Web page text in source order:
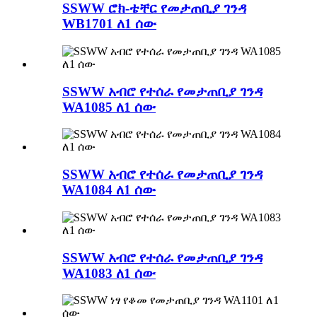
SSWW ሮክ-ቴቸር የመታጠቢያ ገንዳ
WB1701 ለ1 ሰው
SSWW አብሮ የተሰራ የመታጠቢያ ገንዳ
WA1085 ለ1 ሰው
SSWW አብሮ የተሰራ የመታጠቢያ ገንዳ
WA1084 ለ1 ሰው
SSWW አብሮ የተሰራ የመታጠቢያ ገንዳ
WA1083 ለ1 ሰው